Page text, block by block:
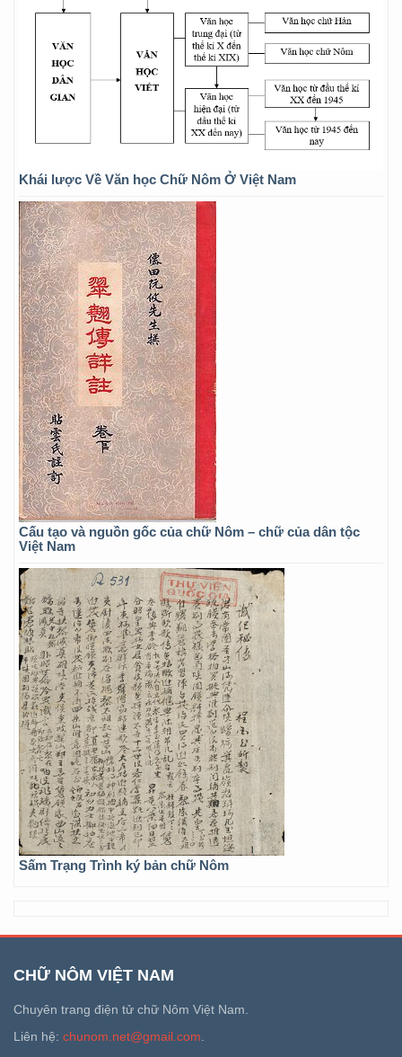
Khái lược Về Văn học Chữ Nôm Ở Việt Nam
Cấu tạo và nguồn gốc của chữ Nôm – chữ của dân tộc
Việt Nam
Sấm Trạng Trình ký bản chữ Nôm
CHỮ NÔM VIỆT NAM
Chuyên trang điện tử chữ Nôm Việt Nam.
Liên hệ: chunom.net@gmail.com